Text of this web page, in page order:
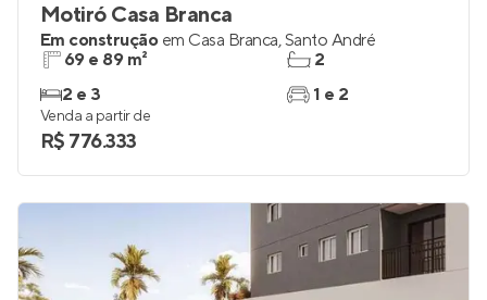
Motiró Casa Branca
Em construção em Casa Branca,Santo André
69 e 89 m²
2 e 3
2
1 e 2
Venda a partir de
R$ 776.333